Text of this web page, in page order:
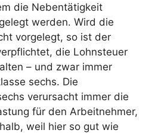
die Nebentätigkeit
werden. Wird die
vorgelegt, so ist der
die Lohnsteuer
– und zwar immer
sechs. Die
verursacht immer die
für den Arbeitnehmer,
weil hier so gut wie